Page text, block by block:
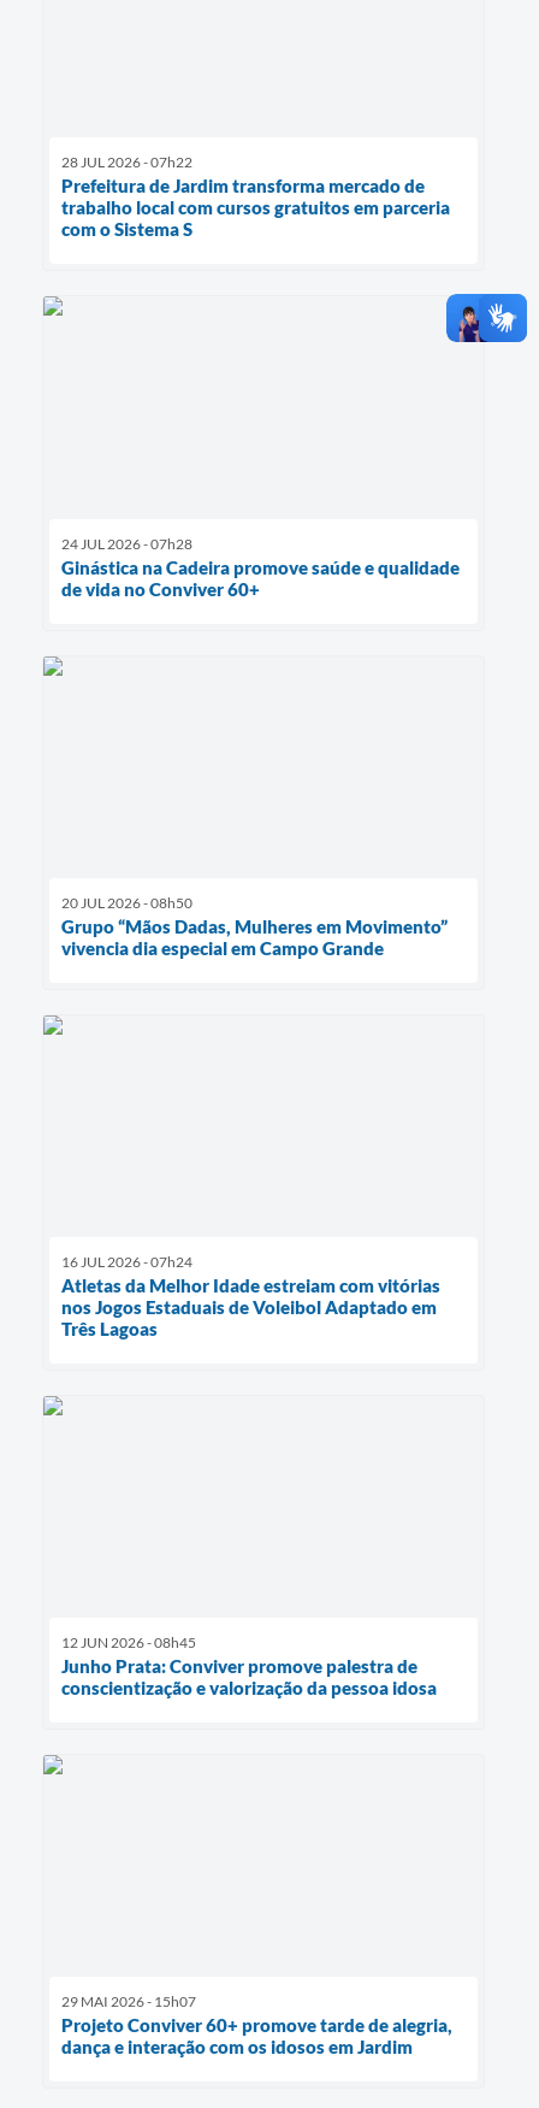
28 JUL 2026 - 07h22
Prefeitura de Jardim transforma mercado de
trabalho local com cursos gratuitos em parceria
com o Sistema S
24 JUL 2026 - 07h28
Ginástica na Cadeira promove saúde e qualidade
de vida no Conviver 60+
20 JUL 2026 - 08h50
Grupo “Mãos Dadas, Mulheres em Movimento”
vivencia dia especial em Campo Grande
16 JUL 2026 - 07h24
Atletas da Melhor Idade estreiam com vitórias
nos Jogos Estaduais de Voleibol Adaptado em
Três Lagoas
12 JUN 2026 - 08h45
Junho Prata: Conviver promove palestra de
conscientização e valorização da pessoa idosa
29 MAI 2026 - 15h07
Projeto Conviver 60+ promove tarde de alegria,
dança e interação com os idosos em Jardim